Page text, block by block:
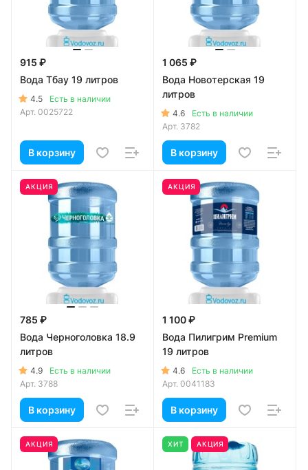
915 ₽
Вода Тбау 19 литров
4.5
Есть в наличии
Арт. 0025722
В корзину
1 065 ₽
Вода Новотерская 19
литров
4.6
Есть в наличии
Арт. 3782
В корзину
АКЦИЯ
785 ₽
Вода Черноголовка 18.9
литров
4.9
Есть в наличии
Арт. 3788
В корзину
АКЦИЯ
1 100 ₽
Вода Пилигрим Premium
19 литров
4.6
Есть в наличии
Арт. 0041183
В корзину
АКЦИЯ ХИТ АКЦИЯ